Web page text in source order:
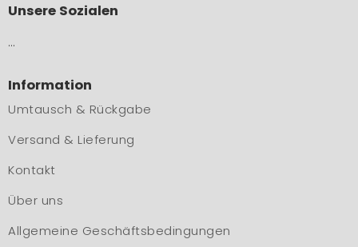
Unsere Sozialen
…
Information
Umtausch & Rückgabe
Versand & Lieferung
Kontakt
Über uns
Allgemeine Geschäftsbedingungen